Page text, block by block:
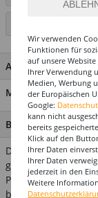
ARTIKEL
Material: 100%
BESCHREIBUNG
Die Hippie-Zeit ist
gebatikt sind,
Passend zu Ihrem
braunen Fransen.
Wir verwenden
Funktionen für
auf unsere
Ihrer Verwendung
Medien, Werbung
der Europäischen
Google:
kann nicht
bereits
Klick auf den
Ihrer Daten
Ihrer Daten
jederzeit in den
Weitere